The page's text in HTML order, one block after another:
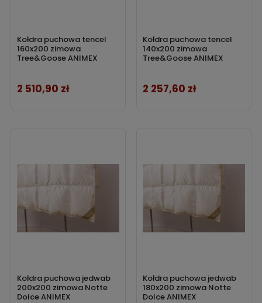
Kołdra puchowa tencel
160x200 zimowa
Tree&Goose ANIMEX
Cena
2 510,90 zł
Kołdra puchowa tencel
140x200 zimowa
Tree&Goose ANIMEX
Cena
2 257,60 zł
Kołdra puchowa jedwab
200x200 zimowa Notte
Dolce ANIMEX
Kołdra puchowa jedwab
180x200 zimowa Notte
Dolce ANIMEX